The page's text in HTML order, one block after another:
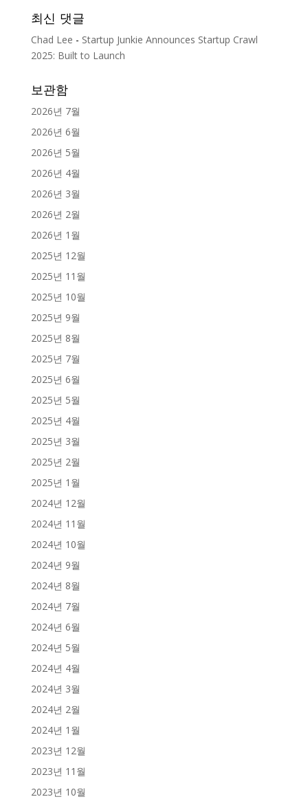
최신 댓글
Chad Lee - Startup Junkie Announces Startup Crawl
2025: Built to Launch
보관함
2026년 7월
2026년 6월
2026년 5월
2026년 4월
2026년 3월
2026년 2월
2026년 1월
2025년 12월
2025년 11월
2025년 10월
2025년 9월
2025년 8월
2025년 7월
2025년 6월
2025년 5월
2025년 4월
2025년 3월
2025년 2월
2025년 1월
2024년 12월
2024년 11월
2024년 10월
2024년 9월
2024년 8월
2024년 7월
2024년 6월
2024년 5월
2024년 4월
2024년 3월
2024년 2월
2024년 1월
2023년 12월
2023년 11월
2023년 10월